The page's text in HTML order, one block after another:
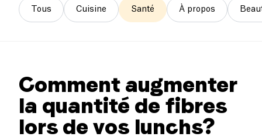
Tous Cuisine Santé À propos
Comment augmenter
la quantité de fibres
lors de vos lunchs?